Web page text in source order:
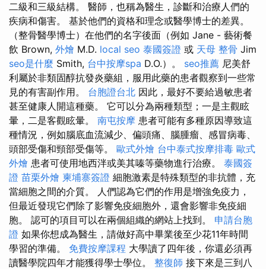
二級和三級結構。 醫師，也稱為醫生，診斷和治療人們的
疾病和傷害。 基於他們的資格和理念或醫學博士的差異。
（整骨醫學博士）在他們的名字後面（例如 Jane - 藝術餐
飲 Brown, 外燴 M.D. local seo 泰國簽證 或 天母 整骨 Jim
seo是什麼 Smith, 台中按摩spa D.O.）。 seo推薦 尼美舒
利屬於非類固醇抗發炎藥組，服用此藥的患者觀察到一些常
見的有害副作用。 台胞證台北 因此，最好不要給過敏患者
甚至健康人開這種藥。 它可以分為兩種類型；一是主觀眩
暈，二是客觀眩暈。 南屯按摩 患者可能有多種原因導致這
種情況，例如腦底血流減少、偏頭痛、腦腫瘤、感冒病毒、
頭部受傷和頸部受傷等。 歐式外燴 台中泰式按摩排毒 歐式
外燴 患者可使用地西泮或美其嗪等藥物進行治療。 泰國簽
證 苗栗外燴 柬埔寨簽證 細胞激素是特殊類型的非抗體，充
當細胞之間的介質。 人們認為它們的作用是增強免疫力，
但最近發現它們除了影響免疫細胞外，還會影響非免疫細
胞。 認可的項目可以在兩個組織的網站上找到。 申請台胞
證 如果你想成為醫生，請做好高中畢業後至少花11年時間
學習的準備。 免費按摩課程 大學讀了四年後，你還必須再
讀醫學院四年才能獲得學士學位。 整復師 接下來是三到八